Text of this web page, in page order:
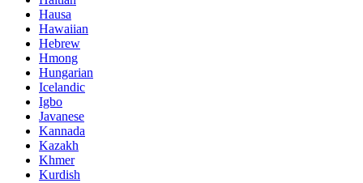
Hausa
Hawaiian
Hebrew
Hmong
Hungarian
Icelandic
Igbo
Javanese
Kannada
Kazakh
Khmer
Kurdish